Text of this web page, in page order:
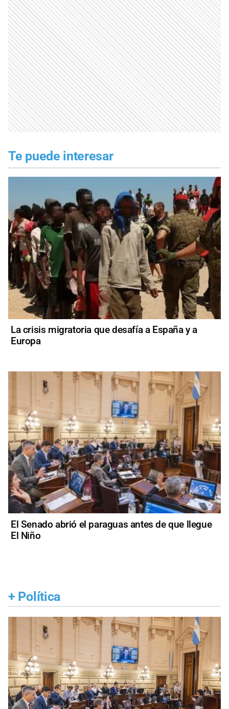
Te puede interesar
La crisis migratoria que desafía a España y a
Europa
El Senado abrió el paraguas antes de que llegue
El Niño
+ Política